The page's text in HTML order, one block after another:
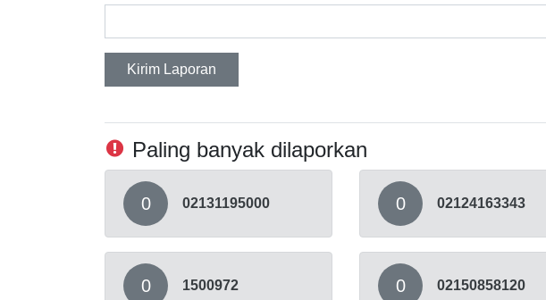
Kirim Laporan
Paling banyak dilaporkan
0 02131195000 0 02124163343
0 1500972 0 02150858120